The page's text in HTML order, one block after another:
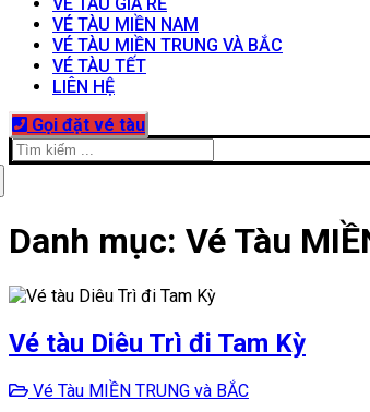
VÉ TÀU MIỀN NAM
VÉ TÀU MIỀN TRUNG VÀ BẮC
VÉ TÀU TẾT
LIÊN HỆ
Gọi đặt vé tàu
Tìm
kiếm
Danh mục: Vé Tàu
Vé tàu Diêu Trì đi Tam Kỳ
Vé Tàu MIỀN TRUNG và BẮC